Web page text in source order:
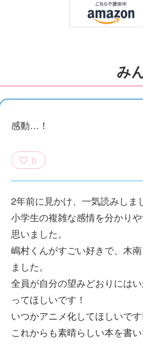
み
感動…！
0
2年前に見かけ、一気読みしま
小学生の複雑な感情を分かり
思いました。
嶋村くんがすごい好きで、木
ました。
全員が自分の望みどおりには
ってほしいです！
いつかアニメ化してほしいです!
これからも素晴らしい本を書い